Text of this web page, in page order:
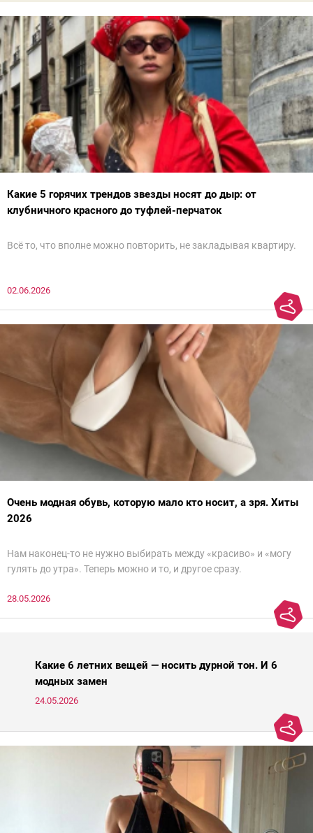
Какие 5 горячих трендов звезды носят до дыр: от
клубничного красного до туфлей-перчаток
Всё то, что вполне можно повторить, не закладывая квартиру.
02.06.2026
Очень модная обувь, которую мало кто носит, а зря. Хиты
2026
Нам наконец-то не нужно выбирать между «красиво» и «могу
гулять до утра». Теперь можно и то, и другое сразу.
28.05.2026
Какие 6 летних вещей — носить дурной тон. И 6
модных замен
24.05.2026